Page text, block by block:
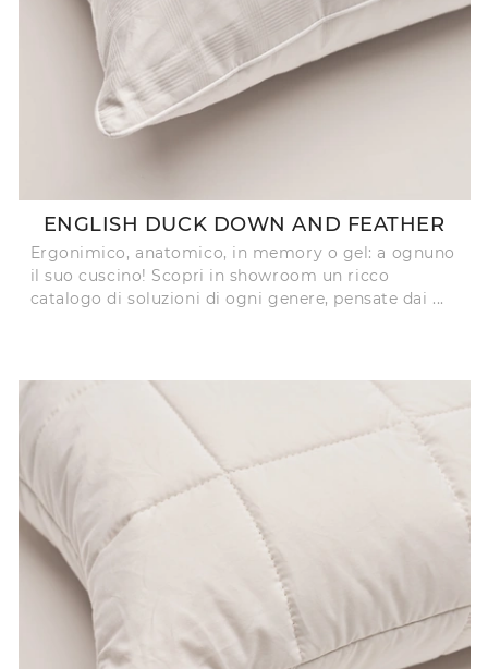
ENGLISH DUCK DOWN AND FEATHER
Ergonimico, anatomico, in memory o gel: a ognuno
il suo cuscino! Scopri in showroom un ricco
catalogo di soluzioni di ogni genere, pensate dai ...